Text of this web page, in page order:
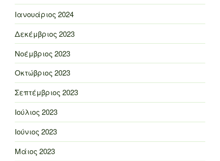
Ιανουάριος 2024
Δεκέμβριος 2023
Νοέμβριος 2023
Οκτώβριος 2023
Σεπτέμβριος 2023
Ιούλιος 2023
Ιούνιος 2023
Μάιος 2023